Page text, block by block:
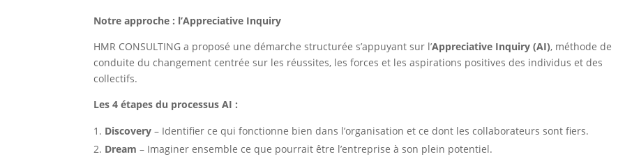
Notre approche : l’Appreciative Inquiry
HMR CONSULTING a proposé une démarche structurée s’appuyant sur l’Appreciative Inquiry (AI), méthode de
conduite du changement centrée sur les réussites, les forces et les aspirations positives des individus et des
collectifs.
Les 4 étapes du processus AI :
Discovery – Identifier ce qui fonctionne bien dans l’organisation et ce dont les collaborateurs sont fiers.
Dream – Imaginer ensemble ce que pourrait être l’entreprise à son plein potentiel.